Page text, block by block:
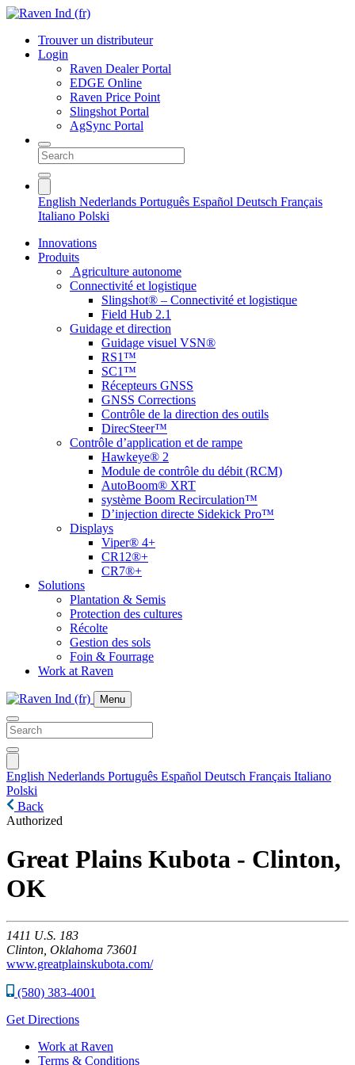
Trouver un distributeur
Login
Raven Dealer Portal
EDGE Online
Raven Price Point
Slingshot Portal
AgSync Portal
English Nederlands Português Español Deutsch Français
Italiano Polski
Innovations
Produits
Agriculture autonome
Connectivité et logistique
Slingshot® – Connectivité et logistique
Field Hub 2.1
Guidage et direction
Guidage visuel VSN®
RS1™
SC1™
Récepteurs GNSS
GNSS Corrections
Contrôle de la direction des outils
DirecSteer™
Contrôle d’application et de rampe
Hawkeye® 2
Module de contrôle du débit (RCM)
AutoBoom® XRT
système Boom Recirculation™
D’injection directe Sidekick Pro™
Displays
Viper® 4+
CR12®+
CR7®+
Solutions
Plantation & Semis
Protection des cultures
Récolte
Gestion des sols
Foin & Fourrage
Work at Raven
Menu
English Nederlands Português Español Deutsch Français Italiano
Polski
Back
Authorized
Great Plains Kubota - Clinton,
OK
1411 U.S. 183
Clinton, Oklahoma 73601
www.greatplainskubota.com/
(580) 383-4001
Get Directions
Work at Raven
Terms & Conditions